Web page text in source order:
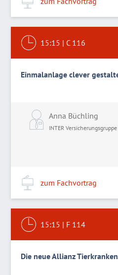
15:15 | C 116
Einmalanlage clever
Anna Büchling
INTER Versicherungsgruppe
zum Fachvortrag
15:15 | F 114
Die neue Allianz